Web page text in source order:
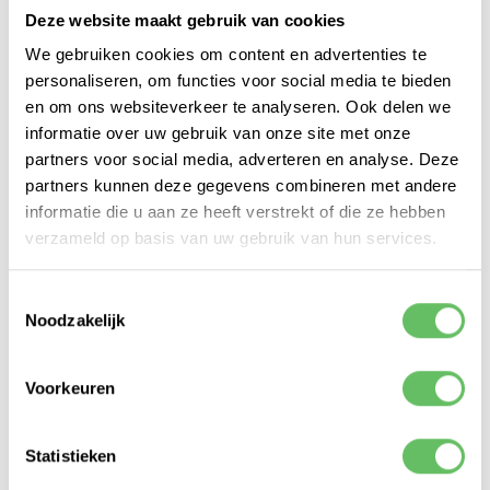
Deze website maakt gebruik van cookies
We gebruiken cookies om content en advertenties te
personaliseren, om functies voor social media te bieden
en om ons websiteverkeer te analyseren. Ook delen we
informatie over uw gebruik van onze site met onze
partners voor social media, adverteren en analyse. Deze
partners kunnen deze gegevens combineren met andere
informatie die u aan ze heeft verstrekt of die ze hebben
verzameld op basis van uw gebruik van hun services.
Noodzakelijk
Voorkeuren
Statistieken
Als het straks Halloween is, willen we de
mogelijkheid geven om een spookverschijning te
initiëren. Wat ons betreft geen betere manier
om mensen te laten weten dat er aan Bierkade
4A in Hoorn een super leuk bedrijf is gevestigd!
Team Ghostenable heeft een Telegram-bot
gemaakt en die aan een VLC player gekoppeld,
met HTTP live streaming via het RTMP protocol.
Uiteindelijk is de Telegram-bot vervangen door
een eenvoudigere web-interface omdat
natuurlijk niet veel mensen Telegram gebruiken.
Team Annoyatron IOT bestond uit: Jochem van
de Berg, Lars Waage, Henk Mollema en Walter
Annoy-a-tron van Thinkgeek. Dit kleine
apparaatje kun je ergens verstoppen. Af en toe